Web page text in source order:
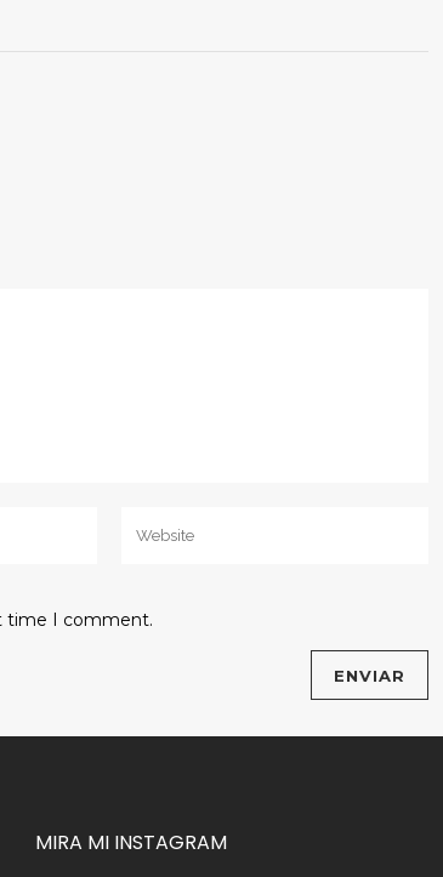
time I comment.
MIRA MI INSTAGRAM